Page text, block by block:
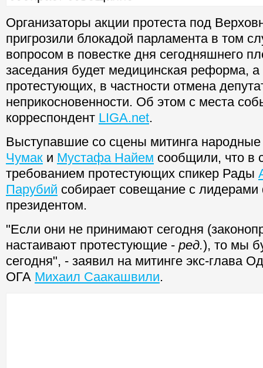
Организаторы акции протеста под
пригрозили блокадой парламента в том
вопросом в повестке дня сегодняшнего
заседания будет медицинская реформа, а
протестующих, в частности отмена
неприкосновенности. Об этом с места
корреспондент LIGA.net.
Выступавшие со сцены митинга
Чумак и Мустафа Найем сообщили, что в
требованием протестующих спикер Рады
Парубий собирает совещание с
президентом.
"Если они не принимают сегодня
настаивают протестующие - ред.), то мы
сегодня", - заявил на митинге экс-глава
ОГА Михаил Саакашвили.